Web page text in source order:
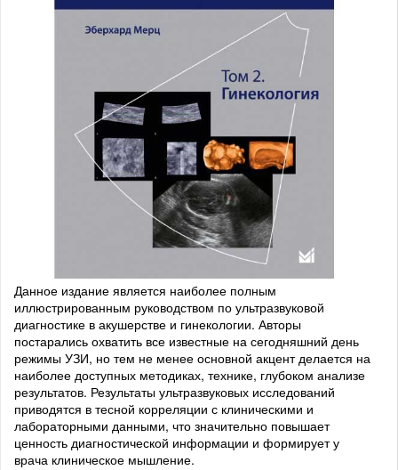
Данное издание является наиболее полным
иллюстрированным руководством по ультразвуковой
диагностике в акушерстве и гинекологии. Авторы
постарались охватить все известные на сегодняшний день
режимы УЗИ, но тем не менее основной акцент делается на
наиболее доступных методиках, технике, глубоком анализе
результатов. Результаты ультразвуковых исследований
приводятся в тесной корреляции с клиническими и
лабораторными данными, что значительно повышает
ценность диагностической информации и формирует у
врача клиническое мышление.